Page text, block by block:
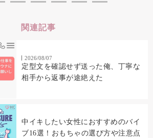
関連記事
2026/08/07
定型文を確認せず送った俺、丁寧な
相手から返事が途絶えた
中イキしたい女性におすすめのバイ
ブ16選！おもちゃの選び方や注意点